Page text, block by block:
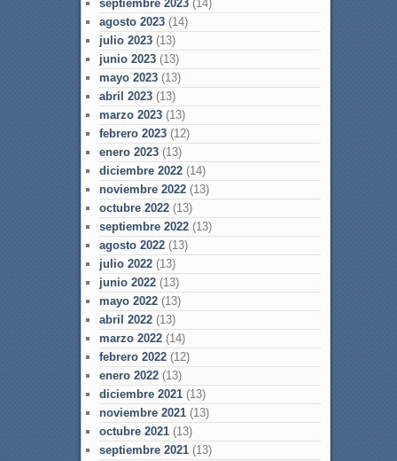
septiembre 2023(14)
agosto 2023(14)
julio 2023(13)
junio 2023(13)
mayo 2023(13)
abril 2023(13)
marzo 2023(13)
febrero 2023(12)
enero 2023(13)
diciembre 2022(14)
noviembre 2022(13)
octubre 2022(13)
septiembre 2022(13)
agosto 2022(13)
julio 2022(13)
junio 2022(13)
mayo 2022(13)
abril 2022(13)
marzo 2022(14)
febrero 2022(12)
enero 2022(13)
diciembre 2021(13)
noviembre 2021(13)
octubre 2021(13)
septiembre 2021(13)